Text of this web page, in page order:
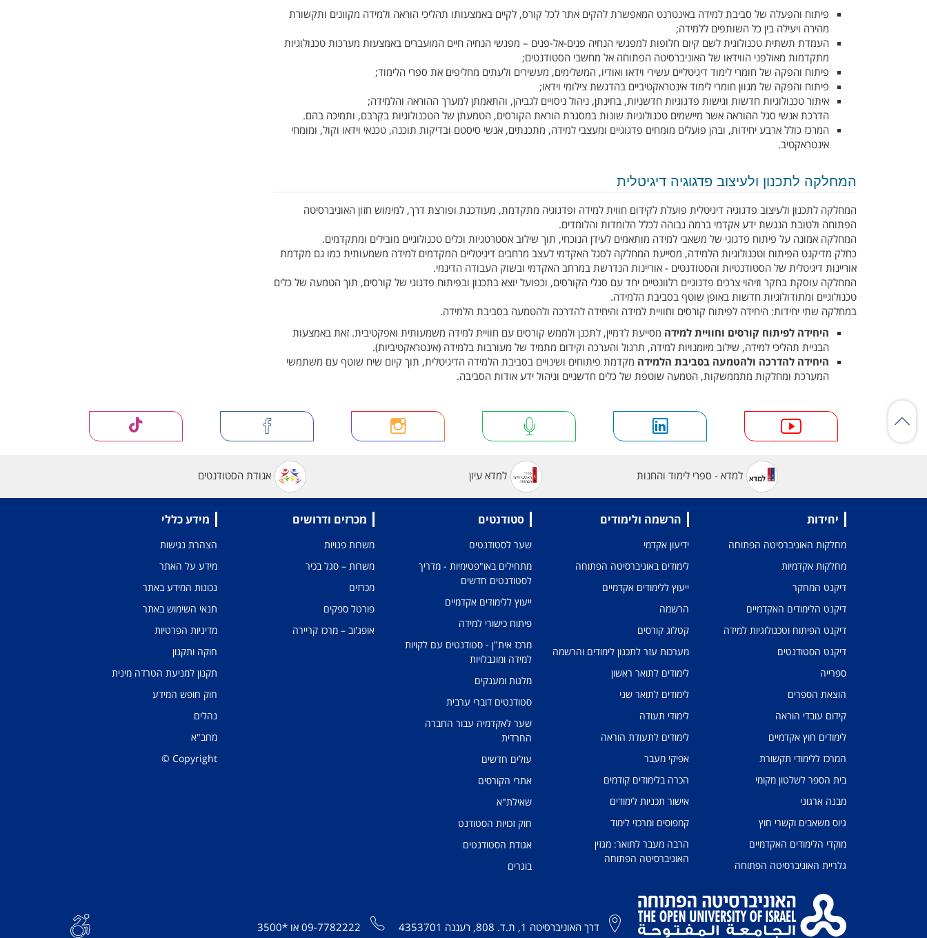
פיתוח והפעלה של סביבת למידה באינטרנט המאפשרת להקים אתר לכל קורס, לקיים באמצעותו תהליכי הוראה ולמידה מקוונים ותקשורת
מהירה ויעילה בין כל השותפים ללמידה;
העמדת תשתית טכנולוגית לשם קיום חלופות למפגשי הנחיה פנים-אל-פנים – מפגשי הנחיה חיים המועברים באמצעות מערכות טכנולוגיות
מתקדמות מאולפני הווידאו של האוניברסיטה הפתוחה אל מחשבי הסטודנטים;
פיתוח והפקה של חומרי לימוד דיגיטליים עשירי וידאו ואודיו, המשלימים, מעשירים ולעתים מחליפים את ספרי הלימוד;
פיתוח והפקה של מגוון חומרי לימוד אינטראקטיביים בהדגשת צילומי וידאו;
איתור טכנולוגיות חדשות וגישות פדגוגיות חדשניות, בחינתן, ניהול ניסויים לגביהן, והתאמתן למערך ההוראה והלמידה;
הדרכת אנשי סגל ההוראה אשר מיישמים טכנולוגיות שונות במסגרת הוראת הקורסים, הטמעתן של הטכנולוגיות בקִרבם, ותמיכה בהם.
המרכז כולל ארבע יחידות, ובהן פועלים מומחים פדגוגיים ומעצבי למידה, מתכנתים, אנשי סיסטם ובדיקות תוכנה, טכנאי וידאו וקול, ומומחי
אינטראקטיב.
המחלקה לתכנון ולעיצוב פדגוגיה דיגיטלית
המחלקה לתכנון ולעיצוב פדגוגיה דיגיטלית פועלת לקידום חווית למידה ופדגוגיה מתקדמת, מעודכנת ופורצת דרך, למימוש חזון האוניברסיטה
הפתוחה ולטובת הנגשת ידע אקדמי ברמה גבוהה לכלל הלומדות והלומדים.
המחלקה אמונה על פיתוח פדגוגי של משאבי למידה מותאמים לעידן הנוכחי, תוך שילוב אסטרטגיות וכלים טכנולוגיים מובילים ומתקדמים.
כחלק מדיקנט הפיתוח וטכנולוגיות הלמידה, מסייעת המחלקה לסגל האקדמי לעצב מרחבים דיגיטליים המקדמים למידה משמעותית כמו גם מקדמת
אוריינות דיגיטלית של הסטודנטיות והסטודנטים - אוריינות הנדרשת במרחב האקדמי ובשוק העבודה הדינמי.
המחלקה עוסקת בחקר וזיהוי צרכים פדגוגיים רלוונטיים יחד עם סגלי הקורסים, וכפועל יוצא בתכנון ובפיתוח פדגוגי של קורסים, תוך הטמעה של כלים
טכנולוגיים ומתודולוגיות חדשות באופן שוטף בסביבת הלמידה.
במחלקה שתי יחידות: היחידה לפיתוח קורסים וחוויית למידה והיחידה להדרכה ולהטמעה בסביבת הלמידה.
היחידה לפיתוח קורסים וחוויית למידה מסייעת לדמיין, לתכנן ולממש קורסים עם חוויית למידה משמעותית ואפקטיבית. זאת באמצעות
הבניית תהליכי למידה, שילוב מיומנויות למידה, תרגול והערכה וקידום מתמיד של מעורבות בלמידה (אינטראקטיביות).
היחידה להדרכה ולהטמעה בסביבת הלמידה מקדמת פיתוחים ושינויים בסביבת הלמידה הדיגיטלית, תוך קיום שיח שוטף עם משתמשי
המערכת ומחלקות מתממשקות, הטמעה שוטפת של כלים חדשניים וניהול ידע אודות הסביבה.
למדא - ספרי לימוד והחנות למדא עיון אגודת הסטודנטים
יחידות
מחלקות האוניברסיטה הפתוחה
מחלקות אקדמיות
דיקנט המחקר
דיקנט הלימודים האקדמיים
דיקנט הפיתוח וטכנולוגיות למידה
דיקנט הסטודנטים
ספרייה
הוצאת הספרים
קידום עובדי הוראה
לימודים חוץ אקדמיים
המרכז ללימודי תקשורת
בית הספר לשלטון מקומי
מבנה ארגוני
גיוס משאבים וקשרי חוץ
מוקדי הלימודים האקדמיים
גלריית האוניברסיטה הפתוחה
הרשמה ולימודים
ידיעון אקדמי
לימודים באוניברסיטה הפתוחה
ייעוץ ללימודים אקדמיים
הרשמה
קטלוג קורסים
מערכות עזר לתכנון לימודים והרשמה
לימודים לתואר ראשון
לימודים לתואר שני
לימודי תעודה
לימודים לתעודת הוראה
אפיקי מעבר
הכרה בלימודים קודמים
אישור תכניות לימודים
קמפוסים ומרכזי לימוד
הרבה מעבר לתואר: מגזין
האוניברסיטה הפתוחה
סטודנטים
שער לסטודנטים
מתחילים באו"פטימיות - מדריך
לסטודנטים חדשים
ייעוץ ללימודים אקדמיים
פיתוח כישורי למידה
מרכז אית"ן - סטודנטים עם לקויות
למידה ומוגבלויות
מלגות ומענקים
סטודנטים דוברי ערבית
שער לאקדמיה עבור החברה
החרדית
עולים חדשים
אתרי הקורסים
שאילת"א
חוק זכויות הסטודנט
אגודת הסטודנטים
בוגרים
מכרזים ודרושים
משרות פנויות
משרות – סגל בכיר
מכרזים
פורטל ספקים
אופג'וב – מרכז קריירה
מידע כללי
הצהרת נגישות
מידע על האתר
נכונות המידע באתר
תנאי השימוש באתר
מדיניות הפרטיות
חוקה ותקנון
תקנון למניעת הטרדה מינית
חוק חופש המידע
נהלים
מחב"א
Copyright ©
דרך האוניברסיטה 1, ת.ד. 808, רעננה 4353701 09-7782222 או *3500